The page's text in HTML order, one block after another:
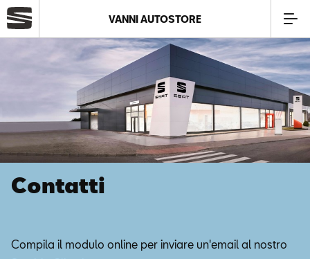
Azienda
Offerte
Service
VANNI AUTOSTORE
Contatti
Compila il modulo online per inviare un'email al nostro